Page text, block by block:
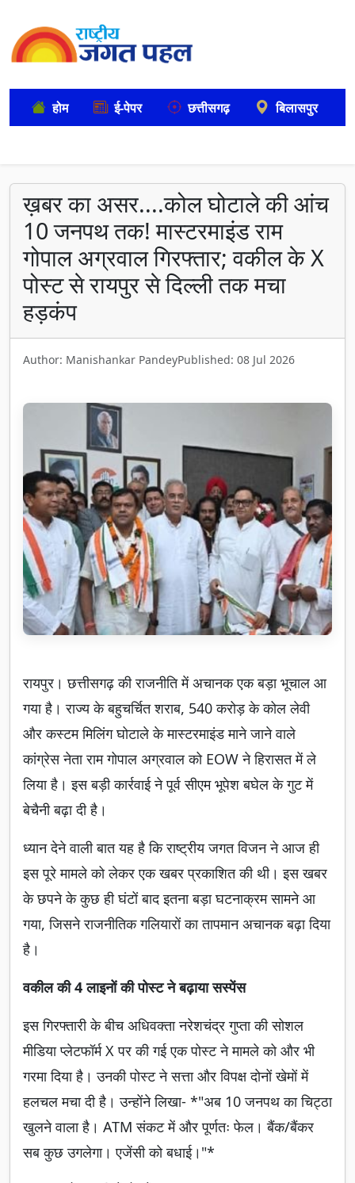
होम ई-पेपर छत्तीसगढ़ बिलासपुर
ख़बर का असर....कोल घोटाले की आंच
10 जनपथ तक! मास्टरमाइंड राम
गोपाल अग्रवाल गिरफ्तार; वकील के X
पोस्ट से रायपुर से दिल्ली तक मचा
हड़कंप
Author: Manishankar PandeyPublished: 08 Jul 2026
रायपुर। छत्तीसगढ़ की राजनीति में अचानक एक बड़ा भूचाल आ
गया है। राज्य के बहुचर्चित शराब, 540 करोड़ के कोल लेवी
और कस्टम मिलिंग घोटाले के मास्टरमाइंड माने जाने वाले
कांग्रेस नेता राम गोपाल अग्रवाल को EOW ने हिरासत में ले
लिया है। इस बड़ी कार्रवाई ने पूर्व सीएम भूपेश बघेल के गुट में
बेचैनी बढ़ा दी है।
ध्यान देने वाली बात यह है कि राष्ट्रीय जगत विजन ने आज ही
इस पूरे मामले को लेकर एक खबर प्रकाशित की थी। इस खबर
के छपने के कुछ ही घंटों बाद इतना बड़ा घटनाक्रम सामने आ
गया, जिसने राजनीतिक गलियारों का तापमान अचानक बढ़ा दिया
है।
वकील की 4 लाइनों की पोस्ट ने बढ़ाया सस्पेंस
इस गिरफ्तारी के बीच अधिवक्ता नरेशचंद्र गुप्ता की सोशल
मीडिया प्लेटफॉर्म X पर की गई एक पोस्ट ने मामले को और भी
गरमा दिया है। उनकी पोस्ट ने सत्ता और विपक्ष दोनों खेमों में
हलचल मचा दी है। उन्होंने लिखा- *"अब 10 जनपथ का चिट्ठा
खुलने वाला है। ATM संकट में और पूर्णतः फेल। बैंक/बैंकर
सब कुछ उगलेगा। एजेंसी को बधाई।"*